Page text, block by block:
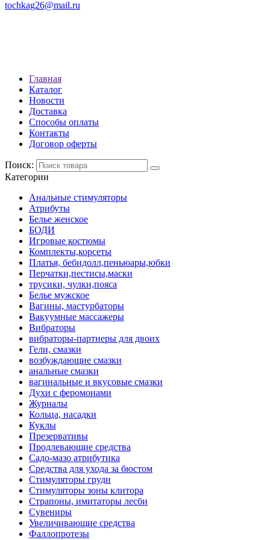
tochkag26@mail.ru
Главная
Каталог
Новости
Доставка
Способы оплаты
Контакты
Договор оферты
Поиск:
Категории
Анальные стимуляторы
Атрибуты
Белье женское
БОДИ
Игровые костюмы
Комплекты,корсеты
Платья, бебидолл,пеньюары,юбки
Перчатки,пестисы,маски
трусики, чулки,пояса
Белье мужское
Вагины, мастурбаторы
Вакуумные массажеры
Вибраторы
вибраторы-партнеры для двоих
Гели, смазки
возбуждающие смазки
анальные смазки
вагинальные и вкусовые смазки
Духи с феромонами
Журналы
Кольца, насадки
Куклы
Презервативы
Продлевающие средства
Садо-мазо атрибутика
Средства для ухода за бюстом
Стимуляторы груди
Стимуляторы зоны клитора
Страпоны, имитаторы лесби
Сувениры
Увеличивающие средства
Фаллопротезы